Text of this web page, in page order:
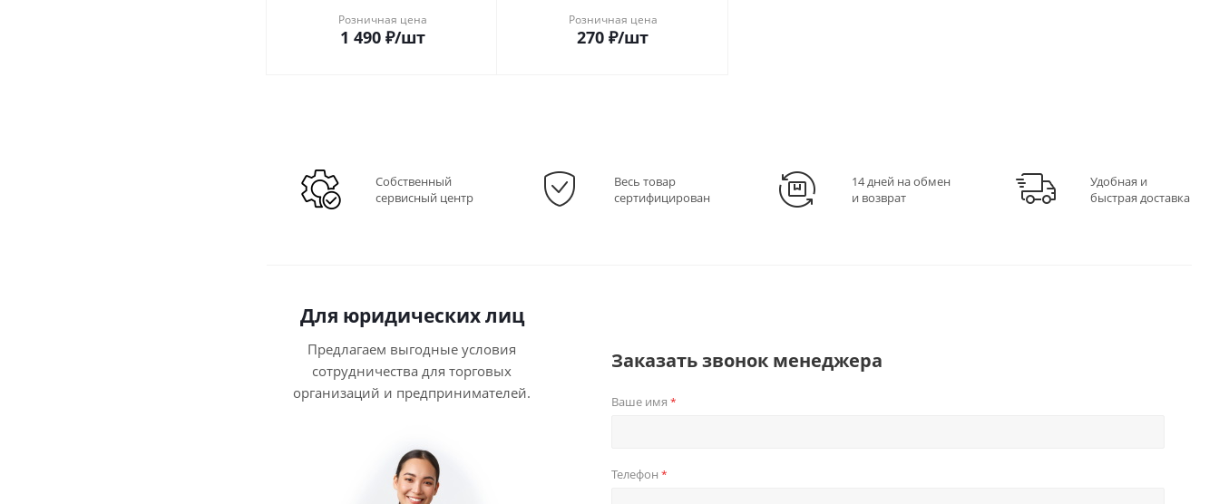
Розничная цена
1 490₽/шт
Розничная цена
270 ₽/шт
Собственный
сервисный центр
Весь товар
сертифицирован
14 дней на обмен
и возврат
Удобная и
быстрая доставка
Для юридических лиц
Предлагаем выгодные условия
сотрудничества для торговых
организаций и предпринимателей.
Заказать звонок менеджера
Ваше имя *
Телефон *